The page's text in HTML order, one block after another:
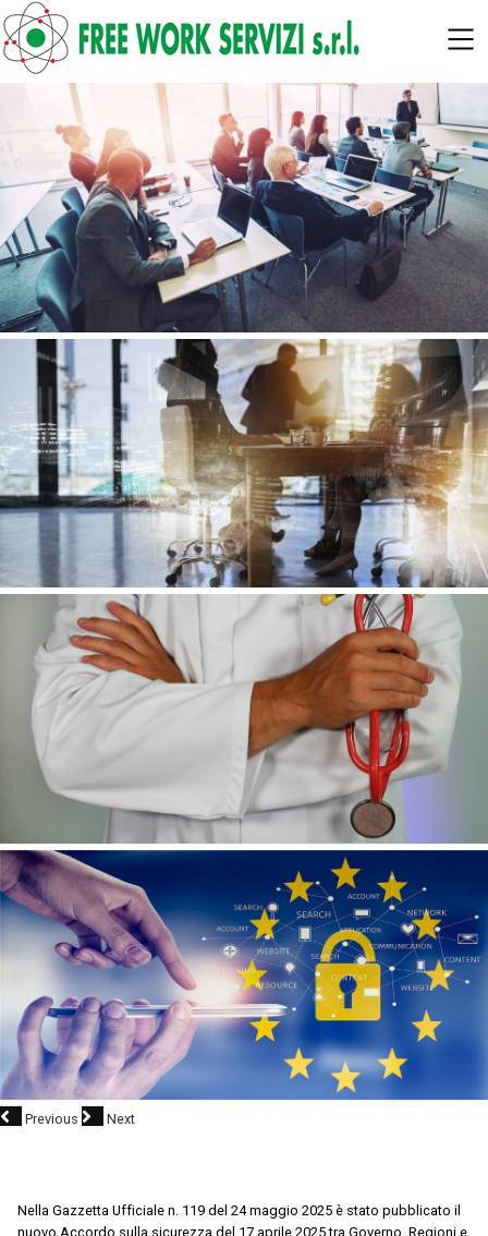
SKIP TO MAIN CONTENT
Previous Next
Nella Gazzetta Ufficiale n. 119 del 24 maggio 2025 è stato pubblicato il
nuovo Accordo sulla sicurezza del 17 aprile 2025 tra Governo, Regioni e